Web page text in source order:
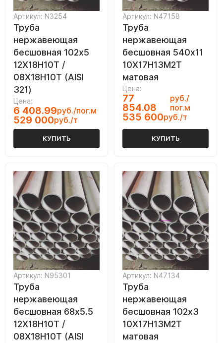
Артикул: N3254
Труба
нержавеющая
бесшовная 102х5
12Х18Н10Т /
08Х18Н10Т (AISI
321)
Цена:
6 408.99руб./пог.м
529 000руб./т
КУПИТЬ
Артикул: N47158
Труба
нержавеющая
бесшовная 540х11
10Х17Н13М2Т
матовая
Цена:
77
854.08
руб./
пог.м
535 600руб./т
КУПИТЬ
Артикул: N95301
Труба
нержавеющая
бесшовная 68х5.5
12Х18Н10Т /
08Х18Н10Т (AISI
Артикул: N47134
Труба
нержавеющая
бесшовная 102х3
10Х17Н13М2Т
матовая